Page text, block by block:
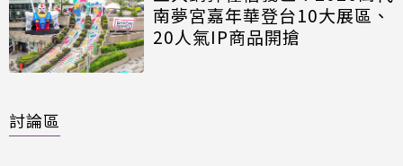
南夢宮嘉年華登台10大展區、
20人氣IP商品開搶
討論區